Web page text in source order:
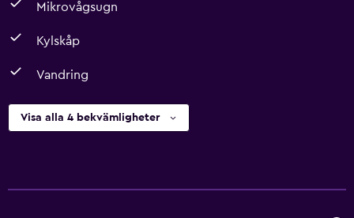
Mikrovågsugn
Kylskåp
Vandring
Visa alla 4 bekvämligheter